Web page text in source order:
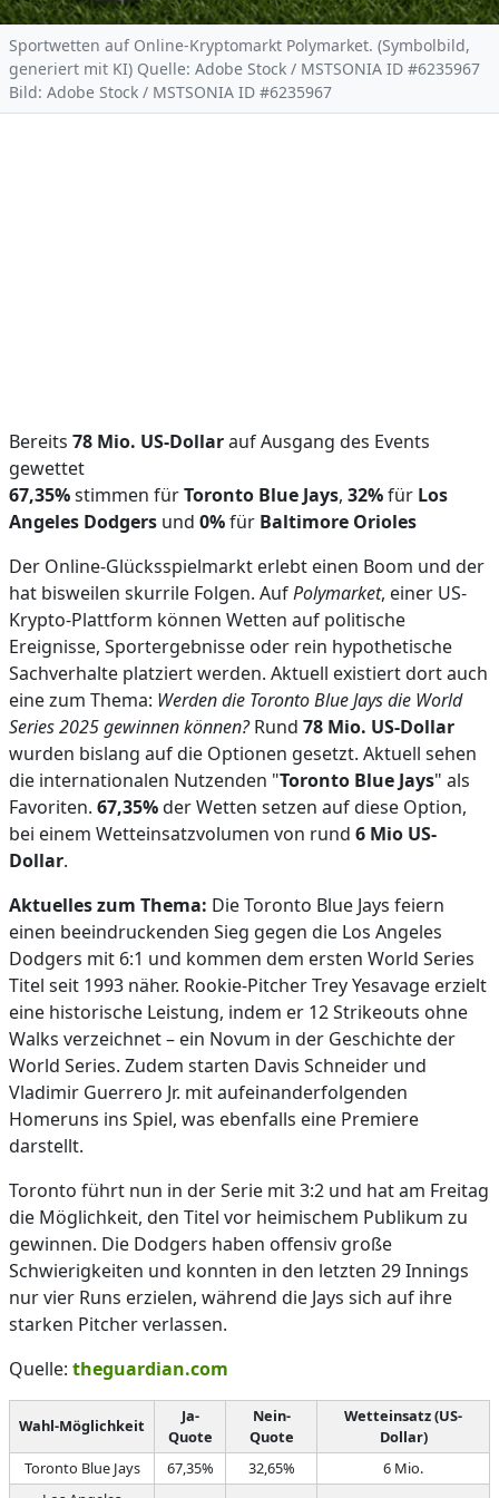
Sportwetten auf Online-Kryptomarkt Polymarket. (Symbolbild,
generiert mit KI) Quelle: Adobe Stock / MSTSONIA ID #6235967
Bild: Adobe Stock / MSTSONIA ID #6235967
Bereits 78 Mio. US-Dollarauf Ausgang des Events
gewettet
67,35%stimmen fürToronto Blue Jays, 32%für Los
Angeles Dodgers und 0%für Baltimore Orioles
Der Online-Glücksspielmarkt erlebt einen Boom und der
hat bisweilen skurrile Folgen. AufPolymarket, einer US-
Krypto-Plattform können Wetten auf politische
Ereignisse, Sportergebnisse oder rein hypothetische
Sachverhalte platziert werden. Aktuell existiert dort auch
eine zum Thema: Werden die Toronto Blue Jays die World
Series 2025 gewinnen können?Rund 78 Mio. US-Dollar
wurden bislang auf die Optionen gesetzt. Aktuell sehen
die internationalen Nutzenden "Toronto Blue Jays" als
Favoriten. 67,35%der Wetten setzen auf diese Option,
bei einem Wetteinsatzvolumen von rund 6 Mio US-
Dollar.
Aktuelles zum Thema: Die Toronto Blue Jays feiern
einen beeindruckenden Sieg gegen die Los Angeles
Dodgers mit 6:1 und kommen dem ersten World Series
Titel seit 1993 näher. Rookie-Pitcher Trey Yesavage erzielt
eine historische Leistung, indem er 12 Strikeouts ohne
Walks verzeichnet – ein Novum in der Geschichte der
World Series. Zudem starten Davis Schneider und
Vladimir Guerrero Jr. mit aufeinanderfolgenden
Homeruns ins Spiel, was ebenfalls eine Premiere
darstellt.
Toronto führt nun in der Serie mit 3:2 und hat am Freitag
die Möglichkeit, den Titel vor heimischem Publikum zu
gewinnen. Die Dodgers haben offensiv große
Schwierigkeiten und konnten in den letzten 29 Innings
nur vier Runs erzielen, während die Jays sich auf ihre
starken Pitcher verlassen.
Quelle: theguardian.com
Wahl-Möglichkeit
Ja-
Quote
Nein-
Quote
Wetteinsatz (US-
Dollar)
Toronto Blue Jays
67,35% 32,65%
6 Mio.